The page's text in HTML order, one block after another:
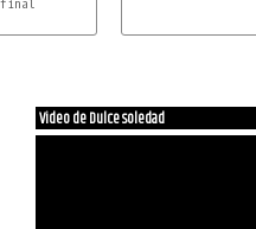
Video de Dulce soledad